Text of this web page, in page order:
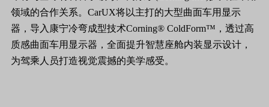
领域的合作关系。CarUX将以主打的大型曲面车用显示
器，导入康宁冷弯成型技术Corning® ColdForm™，透过高
质感曲面车用显示器，全面提升智慧座舱内装显示设计，
为驾乘人员打造视觉震撼的美学感受。